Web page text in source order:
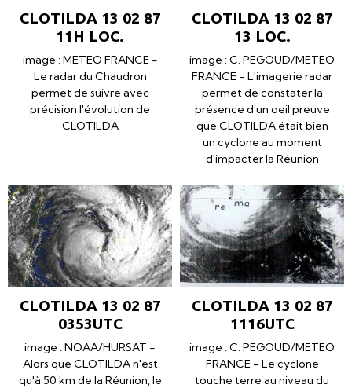
CLOTILDA 13 02 87
11H LOC.
image : METEO FRANCE -
Le radar du Chaudron
permet de suivre avec
précision l'évolution de
CLOTILDA
CLOTILDA 13 02 87
13 LOC.
image : C. PEGOUD/METEO
FRANCE - L'imagerie radar
permet de constater la
présence d'un oeil preuve
que CLOTILDA était bien
un cyclone au moment
d'impacter la Réunion
CLOTILDA 13 02 87
0353UTC
image : NOAA/HURSAT -
Alors que CLOTILDA n'est
qu'à 50 km de la Réunion, le
CLOTILDA 13 02 87
1116UTC
image : C. PEGOUD/METEO
FRANCE - Le cyclone
touche terre au niveau du